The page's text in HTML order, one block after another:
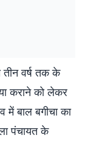
तीन वर्ष तक के
कराने को लेकर
में बाल बगीचा का
पंचायत के